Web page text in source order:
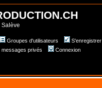
Salève
Groupes d'utilisateurs
S'enregistrer
privés Connexion